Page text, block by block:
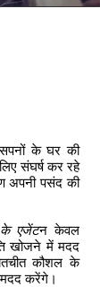
के घर की
संघर्ष कर रहे
अपनी पसंद की
के एजेंटन केवल
खोजने में मदद
कौशल के
करेंगे।